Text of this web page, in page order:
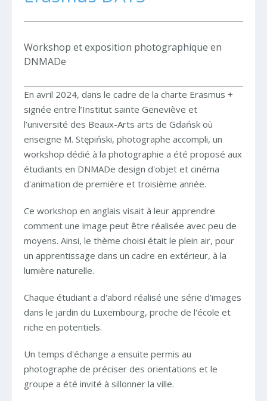
Workshop et exposition photographique en
DNMADe
En avril 2024, dans le cadre de la charte Erasmus +
signée entre l’Institut sainte Geneviève et
l’université des Beaux-Arts arts de Gdańsk où
enseigne M. Stępiński, photographe accompli, un
workshop dédié à la photographie a été proposé aux
étudiants en DNMADe design d'objet et cinéma
d'animation de première et troisième année.
Ce workshop en anglais visait à leur apprendre
comment une image peut être réalisée avec peu de
moyens. Ainsi, le thème choisi était le plein air, pour
un apprentissage dans un cadre en extérieur, à la
lumière naturelle.
Chaque étudiant a d'abord réalisé une série d’images
dans le jardin du Luxembourg, proche de l'école et
riche en potentiels.
Un temps d'échange a ensuite permis au
photographe de préciser des orientations et le
groupe a été invité à sillonner la ville.